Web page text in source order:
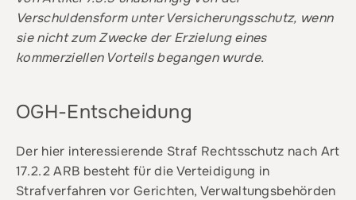
Verschuldensform unter Versicherungsschutz, wenn
sie nicht zum Zwecke der Erzielung eines
kommerziellen Vorteils begangen wurde.
OGH-Entscheidung
Der hier interessierende Straf Rechtsschutz nach Art
17.2.2 ARB besteht für die Verteidigung in
Strafverfahren vor Gerichten, Verwaltungsbehörden